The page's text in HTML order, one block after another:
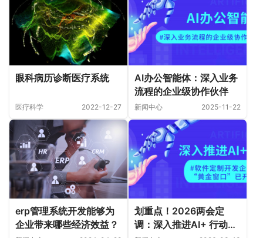
眼科病历诊断医疗系统
医疗科学 2022-12-27
AI办公智能体：深入业务
流程的企业级协作伙伴
新闻中心 2025-11-22
erp管理系统开发能够为
企业带来哪些经济效益？
划重点！2026两会定
调：深入推进AI+ 行动，